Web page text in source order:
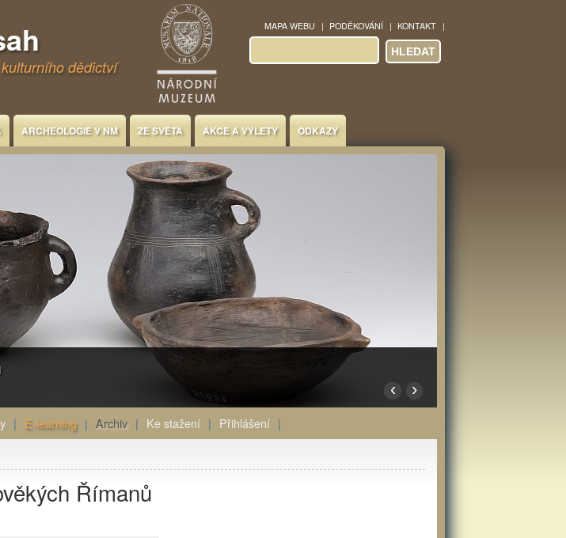
MAPA WEBU PODĚKOVÁNÍ KONTAKT
dědictví
Vyhledávání
HLEDAT
ARCHEOLOGIE V NM ZE SVĚTA AKCE A VÝLETY ODKAZY
‹ ›
E-learning Archiv Ke stažení Přihlášení
Římanů